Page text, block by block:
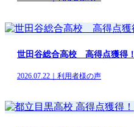
世田谷総合高校 高得点獲得！
2026.07.22｜利用者様の声